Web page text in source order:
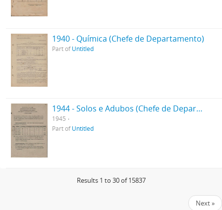
1940 - Química (Chefe de Departamento)
Part ofUntitled
1944 - Solos e Adubos (Chefe de Departamento)
1945
Part ofUntitled
Results 1 to 30 of 15837
Next »